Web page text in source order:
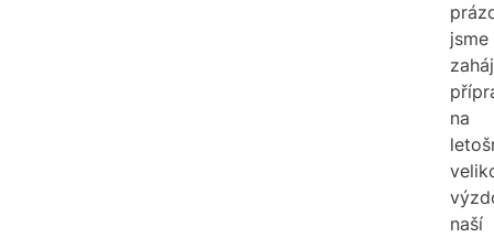
jsme
na
naší